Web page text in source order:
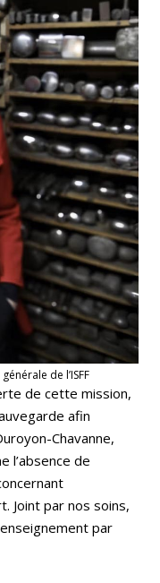
de l’ISFF
de cette mission,
afin
Chavanne,
l’absence de
Joint par nos soins,
par